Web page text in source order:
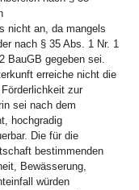
nicht an, da mangels
nach § 35 Abs. 1 Nr. 1
BauGB gegeben sei.
erreiche nicht die
zur
sei nach dem
hochgradig
Die für die
bestimmenden
Bewässerung,
würden